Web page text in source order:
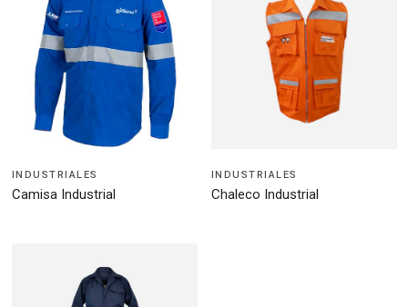
INDUSTRIALES
Camisa Industrial
INDUSTRIALES
Chaleco Industrial